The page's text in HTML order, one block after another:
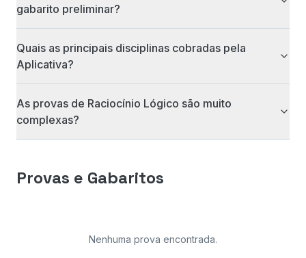
gabarito preliminar?
Quais as principais disciplinas cobradas pela
Aplicativa?
As provas de Raciocínio Lógico são muito
complexas?
Provas e Gabaritos
Nenhuma prova encontrada.